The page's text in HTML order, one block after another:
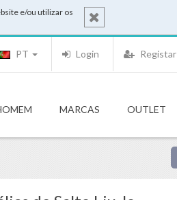
e/ou utilizar os
Registar
Login
PT
MARCAS OUTLET